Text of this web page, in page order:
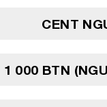
CENT
1 000 BTN